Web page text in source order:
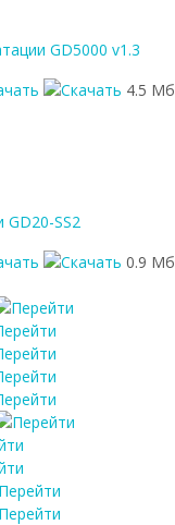
GD5000 v1.3
4.5 Мб
GD20-SS2
0.9 Мб